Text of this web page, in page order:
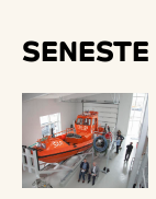
SENESTE